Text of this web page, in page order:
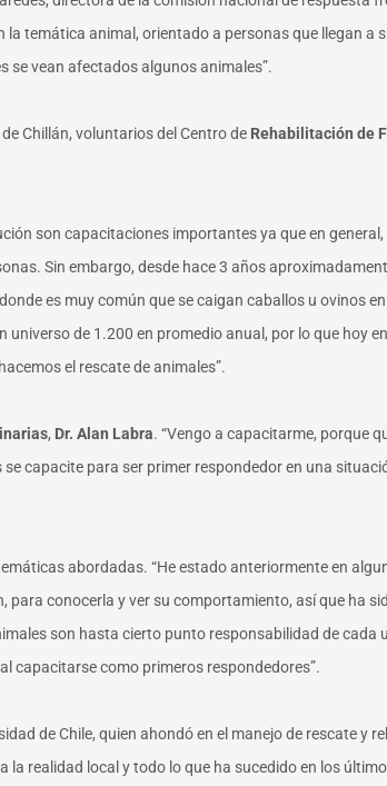
temática animal, orientado a personas que llegan a
se vean afectados algunos animales”.
Chillán, voluntarios del Centro de Rehabilitación de
son capacitaciones importantes ya que en general,
Sin embargo, desde hace 3 años
es muy común que se caigan caballos u ovinos
de 1.200 en promedio anual, por lo que hoy
el rescate de animales”.
, Dr. Alan Labra. “Vengo a capacitarme, porque
capacite para ser primer respondedor en una
abordadas. “He estado anteriormente en
conocerla y ver su comportamiento, así que ha
son hasta cierto punto responsabilidad de cada
capacitarse como primeros respondedores”.
de Chile, quien ahondó en el manejo de rescate y
realidad local y todo lo que ha sucedido en los